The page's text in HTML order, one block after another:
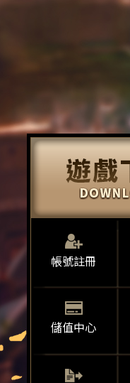
帳號註冊
儲值中心